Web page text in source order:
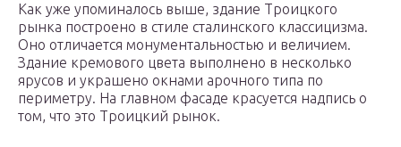
Как уже упоминалось выше, здание Троицкого
рынка построено в стиле сталинского классицизма.
Оно отличается монументальностью и величием.
Здание кремового цвета выполнено в несколько
ярусов и украшено окнами арочного типа по
периметру. На главном фасаде красуется надпись о
том, что это Троицкий рынок.